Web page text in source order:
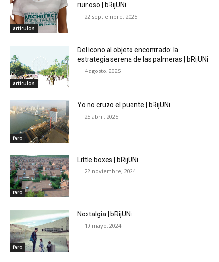
artículos
ruinoso | bRijUNi
22 septiembre, 2025
artículos
Del icono al objeto encontrado: la
estrategia serena de las palmeras | bRijUNi
4 agosto, 2025
faro
Yo no cruzo el puente | bRijUNi
25 abril, 2025
faro
Little boxes | bRijUNi
22 noviembre, 2024
faro
Nostalgia | bRijUNi
10 mayo, 2024